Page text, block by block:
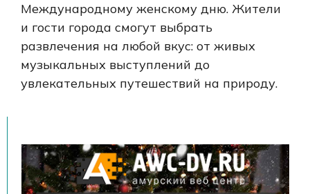
Международному женскому дню. Жители
и гости города смогут выбрать
развлечения на любой вкус: от живых
музыкальных выступлений до
увлекательных путешествий на природу.